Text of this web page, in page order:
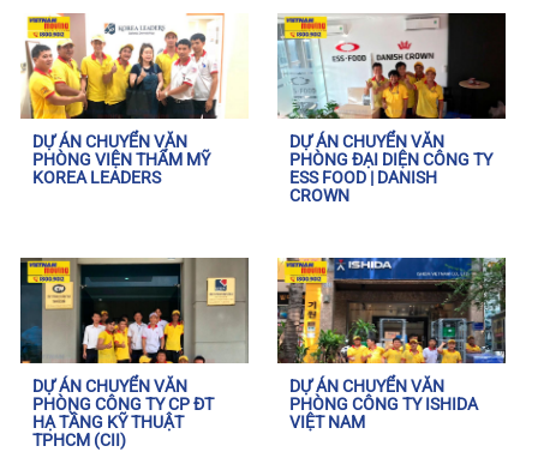
DỰ ÁN CHUYỂN VĂN
PHÒNG VIỆN THẨM MỸ
KOREA LEADERS
DỰ ÁN CHUYỂN VĂN
PHÒNG ĐẠI DIỆN CÔNG TY
ESS FOOD | DANISH
CROWN
DỰ ÁN CHUYỂN VĂN
PHÒNG CÔNG TY CP ĐT
HẠ TẦNG KỸ THUẬT
TPHCM (CII)
DỰ ÁN CHUYỂN VĂN
PHÒNG CÔNG TY ISHIDA
VIỆT NAM